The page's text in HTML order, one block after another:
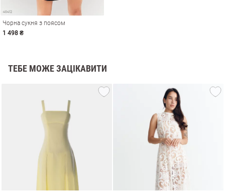
Чорна сукня з поясом
1 498 ₴
ТЕБЕ МОЖЕ ЗАЦІКАВИТИ